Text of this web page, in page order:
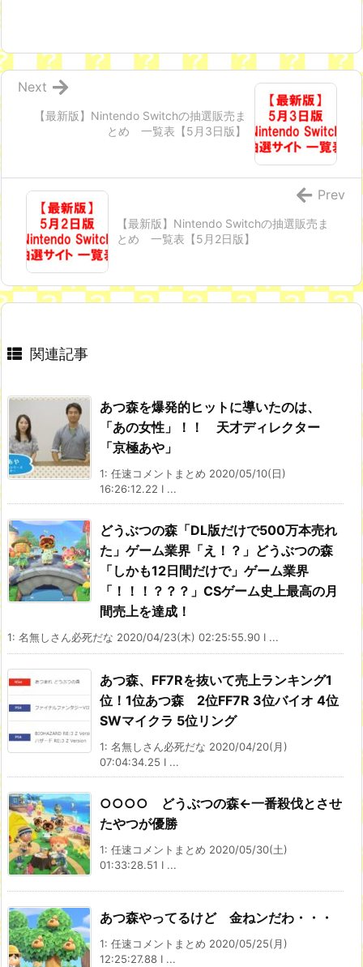
【最新版】Nintendo Switchの抽選販売ま
とめ 一覧表【5月3日版】
Next
【最新版】Nintendo Switchの抽選販売ま
とめ 一覧表【5月2日版】
Prev
関連記事
あつ森を爆発的ヒットに導いたのは、
「あの女性」！！ 天才ディレクター
「京極あや」
1: 任速コメントまとめ 2020/05/10(日)
16:26:12.22 I ...
どうぶつの森「DL版だけで500万本売れ
た」ゲーム業界「え！？」どうぶつの森
「しかも12日間だけで」ゲーム業界
「！！！？？？」CSゲーム史上最高の月
間売上を達成！
1: 名無しさん必死だな 2020/04/23(木) 02:25:55.90 I ...
あつ森、FF7Rを抜いて売上ランキング1
位！1位あつ森 2位FF7R 3位バイオ 4位
SWマイクラ 5位リング
1: 名無しさん必死だな 2020/04/20(月)
07:04:34.25 I ...
○○○○ どうぶつの森←一番殺伐とさせ
たやつが優勝
1: 任速コメントまとめ 2020/05/30(土)
01:33:28.51 I ...
あつ森やってるけど 金ねンだわ・・・
1: 任速コメントまとめ 2020/05/25(月)
12:25:27.88 I ...